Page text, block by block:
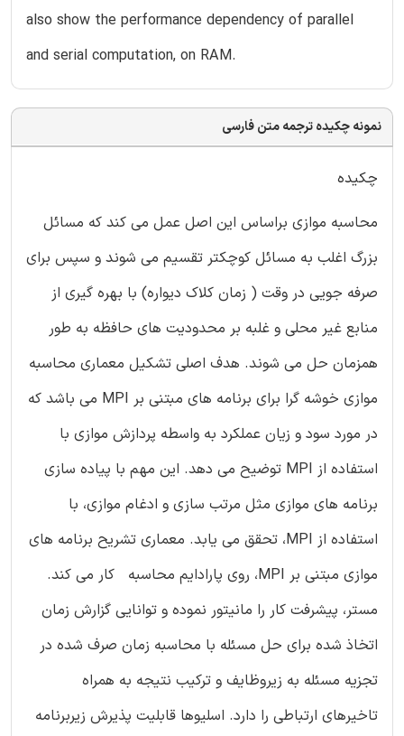
also show the performance dependency of parallel
and serial computation, on RAM.
نمونه چکیده ترجمه متن فارسی
چکیده
محاسبه موازی براساس این اصل عمل می کند که مسائل
بزرگ اغلب به مسائل کوچکتر تقسیم می شوند و سپس برای
صرفه جویی در وقت ( زمان کلاک دیواره) با بهره گیری از
منابع غیر محلی و غلبه بر محدودیت های حافظه به طور
همزمان حل می شوند. هدف اصلی تشکیل معماری محاسبه
موازی خوشه گرا برای برنامه های مبتنی بر MPI می باشد که
در مورد سود و زیان عملکرد به واسطه پردازش موازی با
استفاده از MPI توضیح می دهد. این مهم با پیاده سازی
برنامه های موازی مثل مرتب سازی و ادغام موازی، با
استفاده از MPI، تحقق می یابد. معماری تشریح برنامه های
موازی مبتنی بر MPI، روی پارادایم محاسبه کار می کند.
مستر، پیشرفت کار را مانیتور نموده و توانایی گزارش زمان
اتخاذ شده برای حل مسئله با محاسبه زمان صرف شده در
تجزیه مسئله به زیروظایف و ترکیب نتیجه به همراه
تاخیرهای ارتباطی را دارد. اسلیوها قابلیت پذیرش زیربرنامه